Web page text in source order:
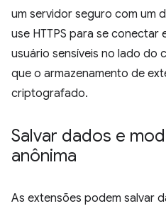
um servidor seguro com um
use HTTPS para se conectar
usuário sensíveis no lado do
que o armazenamento de
criptografado.
Salvar dados e
anônima
As extensões podem salvar